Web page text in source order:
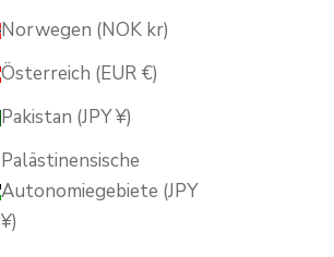
Norwegen (NOK kr)
Österreich (EUR €)
Pakistan (JPY ¥)
Palästinensische
Autonomiegebiete (JPY
¥)